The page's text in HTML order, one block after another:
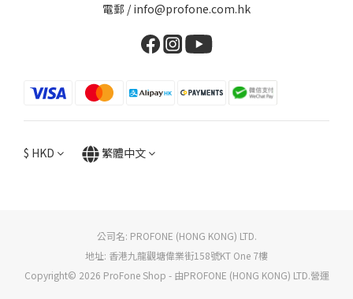
電郵 / info@profone.com.hk
$ HKD 繁體中文
公司名: PROFONE (HONG KONG) LTD.
地址: 香港九龍觀塘偉業街158號KT One 7樓
Copyright© 2026 ProFone Shop - 由PROFONE (HONG KONG) LTD.營運